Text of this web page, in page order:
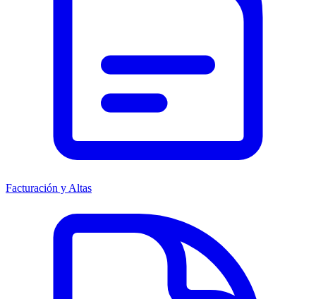
Facturación y Altas